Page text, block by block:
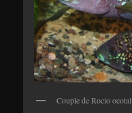
Couple de Rocio ocotal